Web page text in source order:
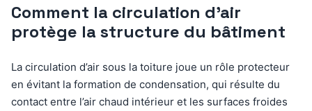
Comment la circulation d’air
protège la structure du bâtiment
La circulation d’air sous la toiture joue un rôle protecteur
en évitant la formation de condensation, qui résulte du
contact entre l’air chaud intérieur et les surfaces froides